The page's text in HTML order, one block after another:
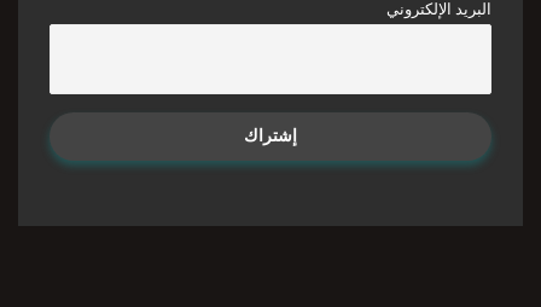
البريد الإلكتروني